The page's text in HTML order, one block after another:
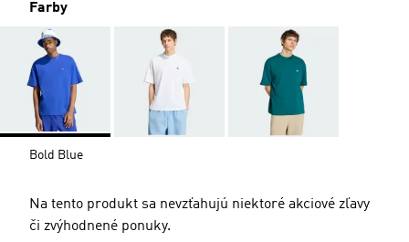
Farby
Bold Blue
Na tento produkt sa nevzťahujú niektoré akciové zľavy
či zvýhodnené ponuky.